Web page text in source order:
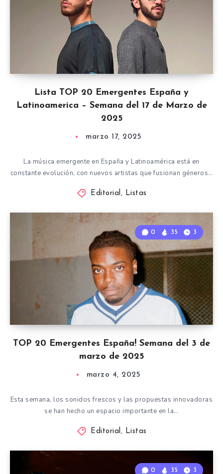
Lista TOP 20 Emergentes España y
Latinoamerica – Semana del 17 de Marzo de
2025
marzo 17, 2025
La música emergente en España y Latinoamérica está en
constante evolución, con nuevos artistas que fusionan géneros…
Editorial, Listas
TOP 20 Emergentes España! Semana del 3 de
marzo de 2025
0 35 3
marzo 4, 2025
Esta semana, los sonidos frescos y las propuestas innovadoras
se han hecho un espacio importante en la…
Editorial, Listas
0 35 3